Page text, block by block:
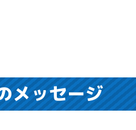
メッセージ